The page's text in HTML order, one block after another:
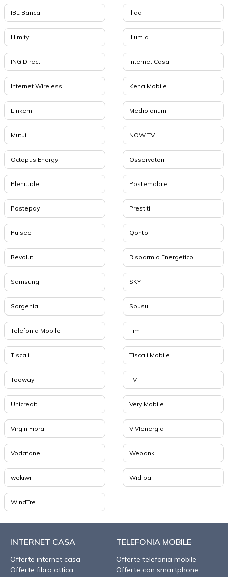
IBL Banca Iliad
Illimity Illumia
ING Direct Internet Casa
Internet Wireless Kena Mobile
Linkem Mediolanum
Mutui NOW TV
Octopus Energy Osservatori
Plenitude Postemobile
Postepay Prestiti
Pulsee Qonto
Revolut Risparmio Energetico
Samsung SKY
Sorgenia Spusu
Telefonia Mobile Tim
Tiscali Tiscali Mobile
Tooway TV
Unicredit Very Mobile
Virgin Fibra VIVIenergia
Vodafone Webank
wekiwi Widiba
WindTre
INTERNET CASA
Offerte internet casa
Offerte fibra ottica
TELEFONIA MOBILE
Offerte telefonia mobile
Offerte con smartphone